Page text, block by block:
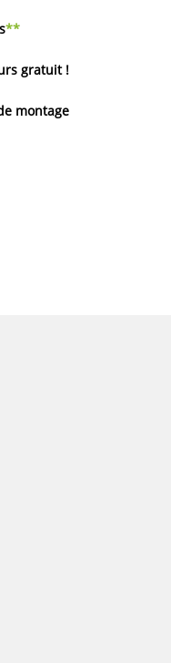
**
gratuit!
montage